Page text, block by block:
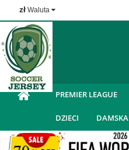
zł Waluta
Tanie Koszulka Piłkarska
PREMIER LEAGUE
DZIECI DAMSKA